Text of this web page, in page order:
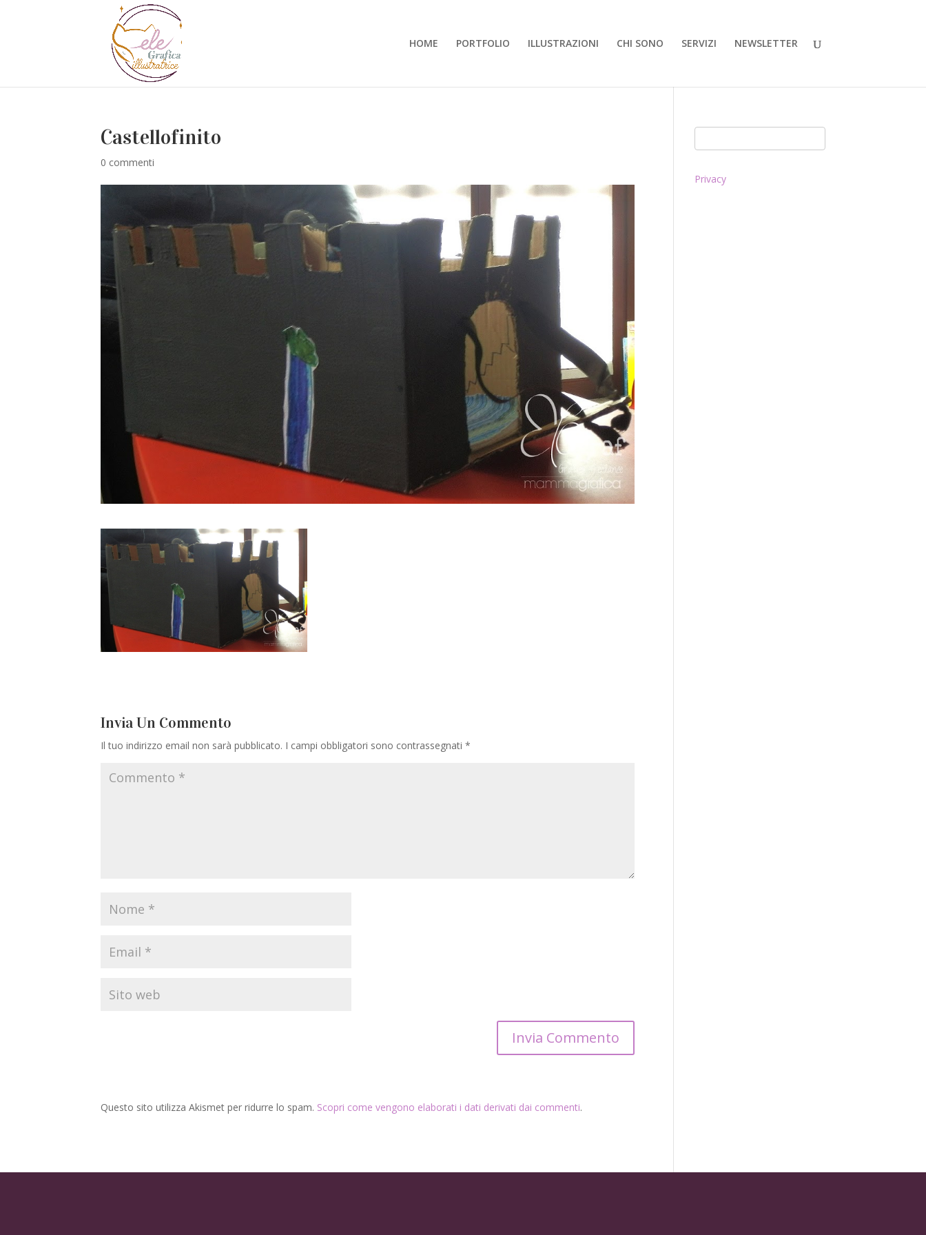
HOME PORTFOLIO ILLUSTRAZIONI CHI SONO SERVIZI NEWSLETTER
Castellofinito
0 commenti
Invia Un Commento
Il tuo indirizzo email non sarà pubblicato. I campi obbligatori sono contrassegnati *
Questo sito utilizza Akismet per ridurre lo spam. Scopri come vengono elaborati i dati derivati dai commenti.
Privacy